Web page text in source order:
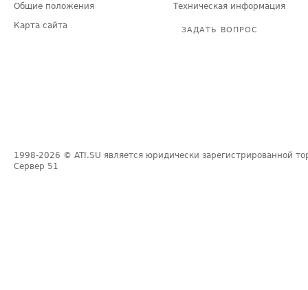
Общие положения
Карта сайта
Техническая информация
ЗАДАТЬ ВОПРОС
1998-2026 © ATI.SU является юридически зарегистрированной
Сервер 51